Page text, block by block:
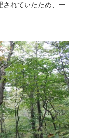
されていたため、一